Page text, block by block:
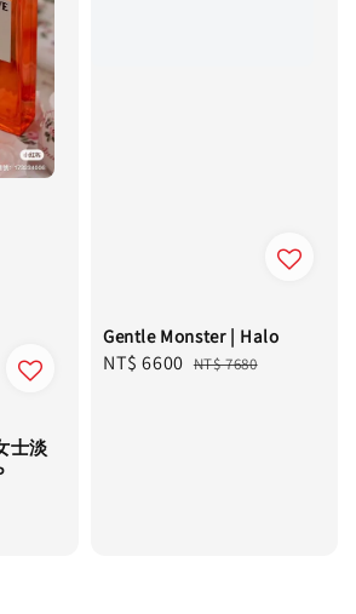
士淡
Gentle Monster | Halo
Sale
NT$ 6600 Regular
NT$ 7680